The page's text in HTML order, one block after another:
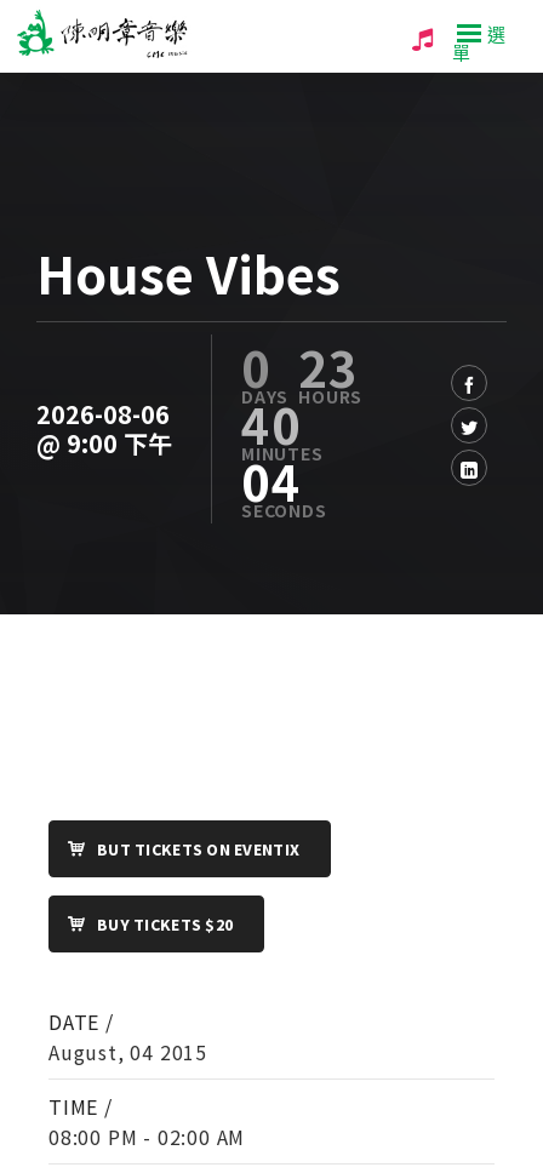
選
單
House Vibes
2026-08-06
@ 9:00 下午
0 23
40
03
BUT TICKETS ON EVENTIX
BUY TICKETS $20
DATE /
August, 04 2015
TIME /
08:00 PM - 02:00 AM